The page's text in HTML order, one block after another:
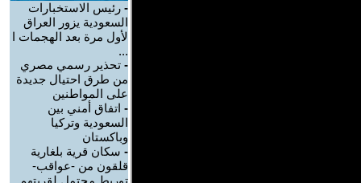
- رئيس الاستخبارات
السعودية يزور العراق
لأول مرة بعد الهجمات ا
...
- تحذير رسمي مصري
من طرق احتيال جديدة
على المواطنين
- اتفاق أمني بين
السعودية وتركيا
وباكستان
- سكان قرية بلغارية
قلقون من -عواقب-
توريط محتمل لقريتهم